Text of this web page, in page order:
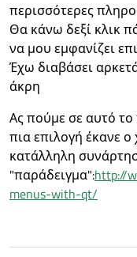
περισσότερες
Θα κάνω δεξί κλικ
να μου εμφανίζει
Έχω διαβάσει
άκρη
Ας πούμε σε αυτό
πια επιλογή έκανε ο
κατάλληλη
"παράδειγμα":http://
menus-with-qt/